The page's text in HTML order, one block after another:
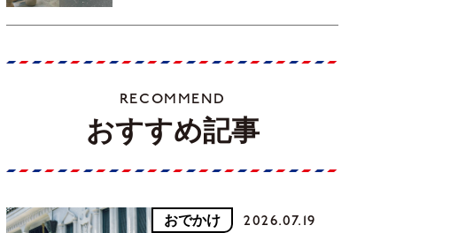
RECOMMEND
おすすめ記事
おでかけ 2026.07.19